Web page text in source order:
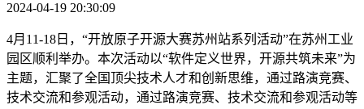
2024-04-19 20:30:09
4月11-18日，“开放原子开源大赛苏州站系列活动”在苏州工业
园区顺利举办。本次活动以“软件定义世界，开源共筑未来”为
主题，汇聚了全国顶尖技术人才和创新思维，通过路演竞赛、
技术交流和参观活动，通过路演竞赛、技术交流和参观活动等